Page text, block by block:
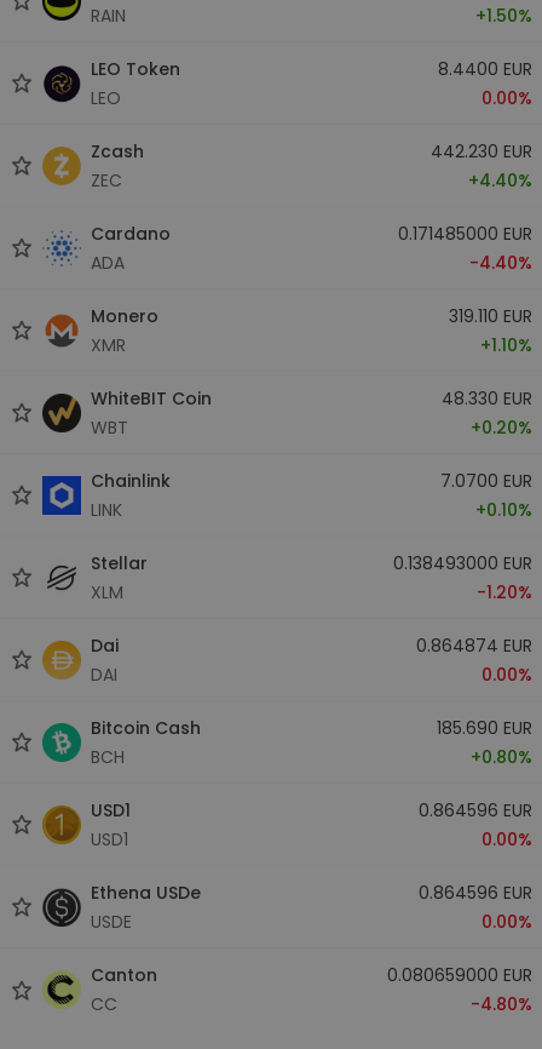
RAIN
+1.50%
LEO Token
LEO
8.4400 EUR
0.00%
Zcash
ZEC
442.230 EUR
+4.40%
Cardano
ADA
0.171485000 EUR
-4.40%
Monero
XMR
319.110 EUR
+1.10%
WhiteBIT Coin
WBT
48.330 EUR
+0.20%
Chainlink
LINK
7.0700 EUR
+0.10%
Stellar
XLM
0.138493000 EUR
-1.20%
Dai
DAI
0.864874 EUR
0.00%
Bitcoin Cash
BCH
185.690 EUR
+0.80%
USD1
USD1
0.864596 EUR
0.00%
Ethena USDe
USDE
0.864596 EUR
0.00%
Canton
CC
0.080659000 EUR
-4.80%